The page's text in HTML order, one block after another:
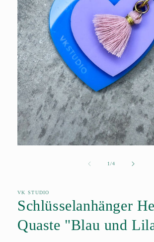
1/von
4
VK STUDIO
Schlüsselanhänger
Quaste "Blau und